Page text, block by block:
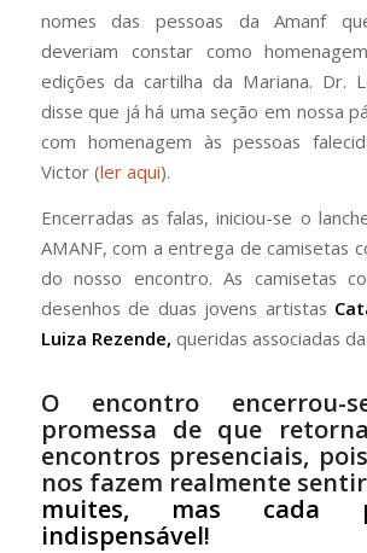
nomes das pessoas da Amanf
deveriam constar como
edições da cartilha da Mariana. Dr.
disse que já há uma seção em nossa
com homenagem às pessoas
Victor (ler aqui).
Encerradas as falas, iniciou-se o
AMANF, com a entrega de camisetas
do nosso encontro. As camisetas
desenhos de duas jovens artistas
Luiza Rezende, queridas associadas
O encontro
promessa de que
encontros presenciais,
nos fazem realmente
muites, mas cada
indispensável!